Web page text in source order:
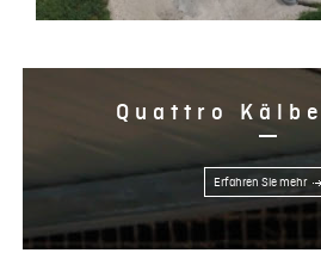
Quattro
Erfahren Sie mehr